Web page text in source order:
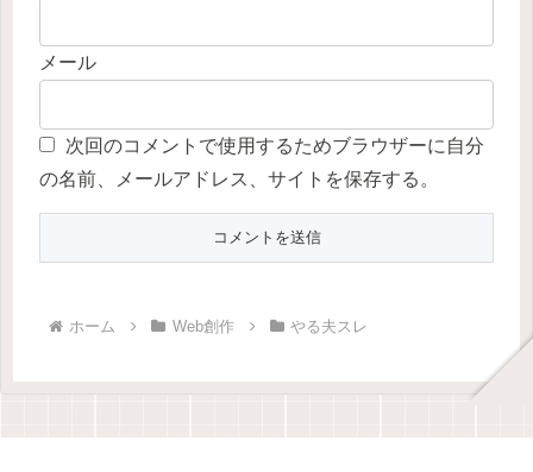
メール
次回のコメントで使用するためブラウザーに自分
の名前、メールアドレス、サイトを保存する。
ホーム Web創作 やる夫スレ